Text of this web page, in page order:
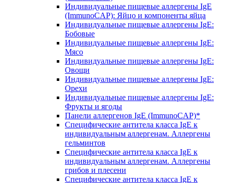
Индивидуальные пищевые аллергены IgE
(ImmunoCAP): Яйцо и компоненты яйца
Индивидуальные пищевые аллергены IgE:
Бобовые
Индивидуальные пищевые аллергены IgE:
Мясо
Индивидуальные пищевые аллергены IgE:
Овощи
Индивидуальные пищевые аллергены IgE:
Орехи
Индивидуальные пищевые аллергены IgE:
Фрукты и ягоды
Панели аллергенов IgE (ImmunoCAP)*
Специфические антитела класса IgE к
индивидуальным аллергенам. Аллергены
гельминтов
Специфические антитела класса IgE к
индивидуальным аллергенам. Аллергены
грибов и плесени
Специфические антитела класса IgE к